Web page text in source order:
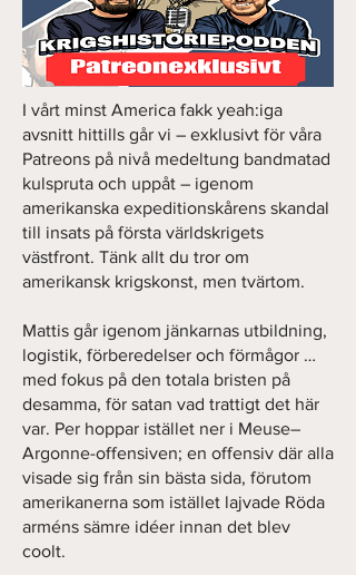
I vårt minst America fakk yeah:iga
avsnitt hittills går vi – exklusivt för våra
Patreons på nivå medeltung bandmatad
kulspruta och uppåt – igenom
amerikanska expeditionskårens skandal
till insats på första världskrigets
västfront. Tänk allt du tror om
amerikansk krigskonst, men tvärtom.
Mattis går igenom jänkarnas utbildning,
logistik, förberedelser och förmågor …
med fokus på den totala bristen på
desamma, för satan vad trattigt det här
var. Per hoppar istället ner i Meuse–
Argonne-offensiven; en offensiv där alla
visade sig från sin bästa sida, förutom
amerikanerna som istället lajvade Röda
arméns sämre idéer innan det blev
coolt.